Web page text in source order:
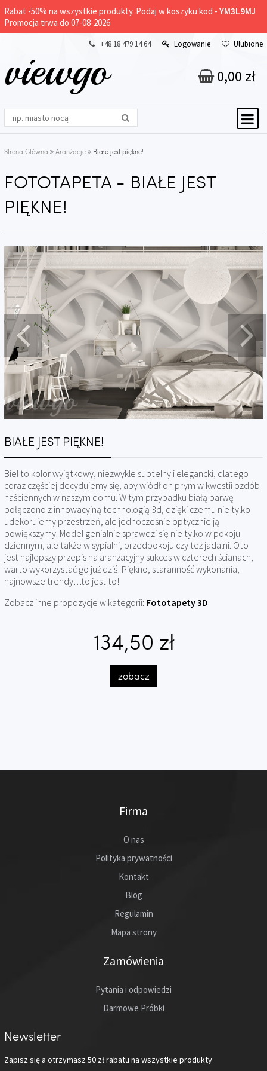
Rabat -50% na wszystkie produkty. Podaj w koszyku kod - YM3L9MJ
Promocja trwa do 07-08-2026
+48 18 479 14 64 Logowanie Ulubione
viewgo 0,00 zł
Strona Główna Aranżacje Białe jest piękne!
FOTOTAPETA - BIAŁE JEST
PIĘKNE!
BIAŁE JEST PIĘKNE!
Biel to kolor wyjątkowy, niezwykle subtelny i elegancki, dlatego
coraz częściej decydujemy się, aby wiódł on prym w kwestii ozdób
naściennych w naszym domu. W tym przypadku białą barwę
połączono z innowacyjną technologią 3d, dzięki czemu nie tylko
udekorujemy przestrzeń, ale jednocześnie optycznie ją
powiększymy. Model genialnie sprawdzi się nie tylko w pokoju
dziennym, ale także w sypialni, przedpokoju czy też jadalni. Oto
jest najlepszy przepis na aranżacyjny sukces w czterech ścianach,
warto wykorzystać go już dziś! Piękno, staranność wykonania,
najnowsze trendy…to jest to!
Zobacz inne propozycje w kategorii: Fototapety 3D
134,50 zł
zobacz
Firma
O nas
Polityka prywatności
Kontakt
Blog
Regulamin
Mapa strony
Zamówienia
Pytania i odpowiedzi
Darmowe Próbki
Newsletter
Zapisz się a otrzymasz50 złrabatu na wszystkie produkty